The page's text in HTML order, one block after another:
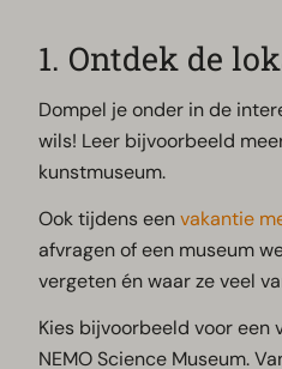
1. Ontdek de
Dompel je onder in de
wils! Leer bijvoorbeeld
kunstmuseum.
Ook tijdens eenvakantie
afvragen of een museum
vergeten én waar ze veel
Kies bijvoorbeeld voor een
NEMO Science Museum.